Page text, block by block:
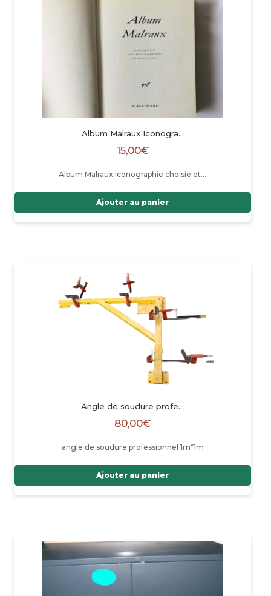
Album Malraux Iconogra…
15,00€
Album Malraux Iconographie choisie et…
Ajouter au panier
Angle de soudure profe…
80,00€
angle de soudure professionnel 1m*1m
Ajouter au panier